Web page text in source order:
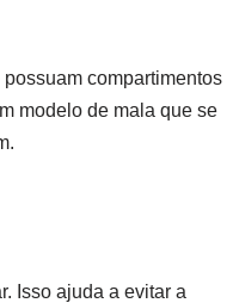
compartimentos
modelo de mala que se
Isso ajuda a evitar a